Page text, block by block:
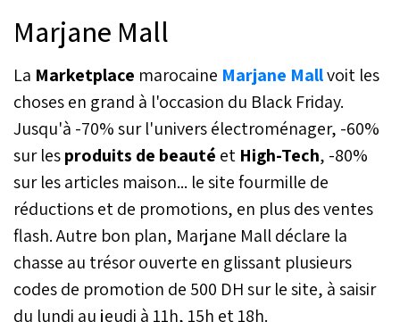
Marjane Mall
La Marketplace marocaine Marjane Mallvoit les
choses en grand à l'occasion du Black Friday.
Jusqu'à -70% sur l'univers électroménager, -60%
sur lesproduits de beauté et High-Tech, -80%
sur les articles maison... le site fourmille de
réductions et de promotions, en plus des ventes
flash. Autre bon plan, Marjane Mall déclare la
chasse au trésor ouverte en glissant plusieurs
codes de promotion de 500 DH sur le site, à saisir
du lundi au jeudi à 11h, 15h et 18h.